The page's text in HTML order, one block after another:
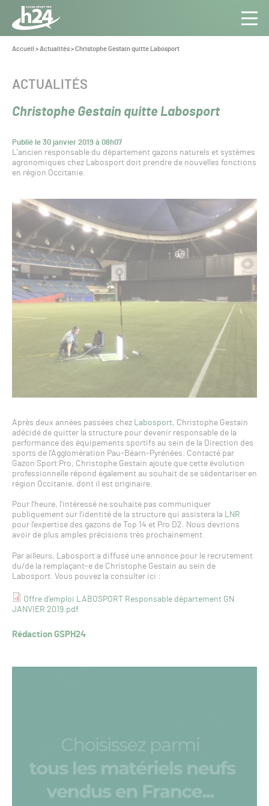
Panneau de gestion des cookies
Aller au contenu
Toute
l’info
Pro
Vous
Accueil >Actualités>Christophe Gestain quitte Labosport
Christophe Gestain quitte Labosport
Publié le 30 janvier 2019 à 08h07
CATÉGORIE :
ACTUALITÉS
L’ancien responsable du département gazons naturels et systèmes
agronomiques chez Labosport doit prendre de nouvelles fonctions
en région Occitanie.
Après deux années passées chez Labosport, Christophe Gestain
adécidé de quitter la structure pour devenir responsable de la
performance des équipements sportifs au sein de la Direction des
sports de l’Agglomération Pau-Béarn-Pyrénées. Contacté par
Gazon Sport Pro, Christophe Gestain ajoute que cette évolution
professionnelle répond également au souhait de se sédentariser en
région Occitanie, dont il est originaire.
Pour l’heure, l’intéressé ne souhaite pas communiquer
publiquement sur l’identité de la structure qui assistera la LNR
pour l’expertise des gazons de Top 14 et Pro D2. Nous devrions
avoir de plus amples précisions très prochainement.
Par ailleurs, Labosport a diffusé une annonce pour le recrutement
du/de la remplaçant-e de Christophe Gestain au sein de
Labosport. Vous pouvez la consulter ici :
Offre d’emploi LABOSPORT Responsable département GN
JANVIER 2019.pdf
Rédaction GSPH24